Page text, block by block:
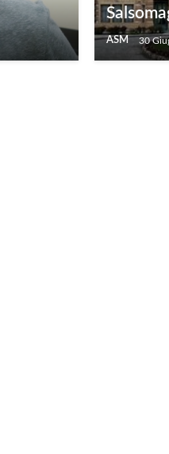
ASM 30